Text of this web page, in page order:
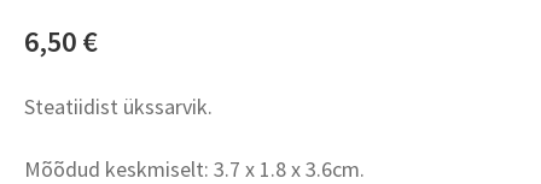
6,50 €
Steatiidist ükssarvik.
Mõõdud keskmiselt: 3.7 x 1.8 x 3.6cm.